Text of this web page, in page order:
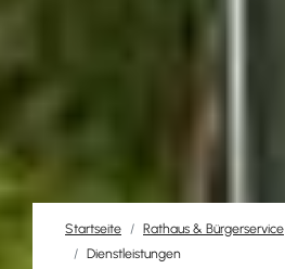
Startseite Rathaus & Bürgerservice
Dienstleistungen